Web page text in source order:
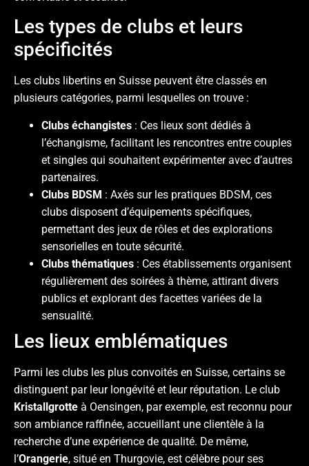
Les types de clubs et leurs
spécificités
Les clubs libertins en Suisse peuvent être classés en
plusieurs catégories, parmi lesquelles on trouve :
Clubs échangistes : Ces lieux sont dédiés à
l’échangisme, facilitant les rencontres entre couples
et singles qui souhaitent expérimenter avec d’autres
partenaires.
Clubs BDSM : Axés sur les pratiques BDSM, ces
clubs disposent d’équipements spécifiques,
permettant des jeux de rôles et des explorations
sensorielles en toute sécurité.
Clubs thématiques : Ces établissements organisent
régulièrement des soirées à thème, attirant divers
publics et explorant des facettes variées de la
sensualité.
Les lieux emblématiques
Parmi les clubs les plus convoités en Suisse, certains se
distinguent par leur longévité et leur réputation. Le club
Kristallgrotte à Oensingen, par exemple, est reconnu pour
son ambiance raffinée, accueillant une clientèle à la
recherche d’une expérience de qualité. De même,
l’Orangerie, situé en Thurgovie, est célèbre pour ses